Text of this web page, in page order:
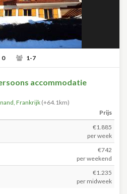
0 1-7
accommodatie
, Frankrijk (+64.1km)
Prijs
€1.885
per week
€742
per weekend
€1.235
per midweek